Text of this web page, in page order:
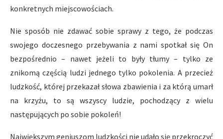
konkretnych miejscowościach.
Nie sposób nie zdawać sobie sprawy z tego, że podczas
swojego doczesnego przebywania z nami spotkał się On
bezpośrednio – nawet jeżeli to były tłumy – tylko ze
znikomą częścią ludzi jednego tylko pokolenia. A przecież
ludzkość, której przekazał słowa zbawienia i za którą umarł
na krzyżu, to są wszyscy ludzie, pochodzący z wielu
następujących po sobie pokoleń!
Największym geniuszom ludzkości nie udało się przekroczyć